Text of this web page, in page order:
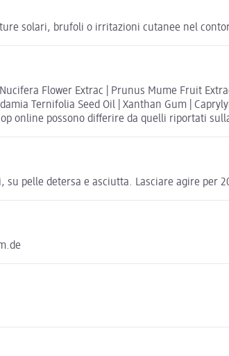
solari, brufoli o irritazioni cutanee nel
Flower Extrac | Prunus Mume Fruit
Ternifolia Seed Oil | Xanthan Gum |
online possono differire da quelli riportati
pelle detersa e asciutta. Lasciare agire per